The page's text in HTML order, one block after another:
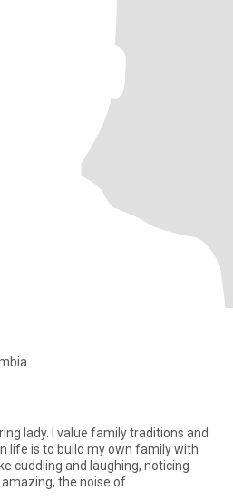
lady. I value family traditions and
life is to build my own family with
cuddling and laughing, noticing
the noise of